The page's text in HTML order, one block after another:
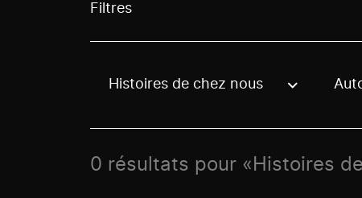
Filtres
Use these options to filter projects by
Histoires de chez nous
0 résultats pour «Histoires